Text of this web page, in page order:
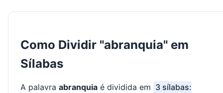
Como Dividir "abranquia" em
Sílabas
A palavra abranquia é dividida em 3 sílabas: